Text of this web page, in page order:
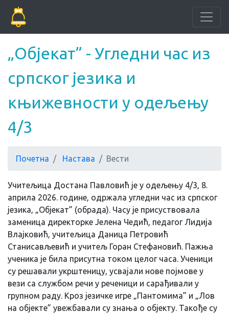
„Објекат” - Угледни час из
српског језика и
књижевности у одељењу
4/3
Почетна Настава Вести
Учитељица Достана Павловић је у одељењу 4/3, 8.
априла 2026. године, одржала угледни час из српског
језика, „Објекат” (обрада). Часу је присуствовала
заменица директорке Јелена Чедић, педагог Лидија
Влајковић, учитељица Даница Петровић
Станисављевић и учитељ Горан Стефановић. Пажња
ученика је била присутна током целог часа. Ученици
су решавали укрштеницу, усвајали нове појмове у
вези са службом речи у реченици и сарађивали у
групном раду. Кроз језичке игре „Пантомима” и „Лов
на објекте” увежбавали су знања о објекту. Такође су